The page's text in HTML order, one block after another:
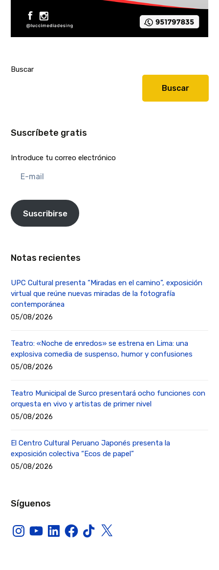
Buscar
Buscar
Suscríbete gratis
Introduce tu correo electrónico
mail
Suscribirse
Notas recientes
UPC Cultural presenta “Miradas en el camino”, exposición
virtual que reúne nuevas miradas de la fotografía
contemporánea
05/08/2026
Teatro: «Noche de enredos» se estrena en Lima: una
explosiva comedia de suspenso, humor y confusiones
05/08/2026
Teatro Municipal de Surco presentará ocho funciones con
orquesta en vivo y artistas de primer nivel
05/08/2026
El Centro Cultural Peruano Japonés presenta la
exposición colectiva “Ecos de papel”
05/08/2026
Síguenos
InstagramYouTubeLinkedInFacebook
TikTokX